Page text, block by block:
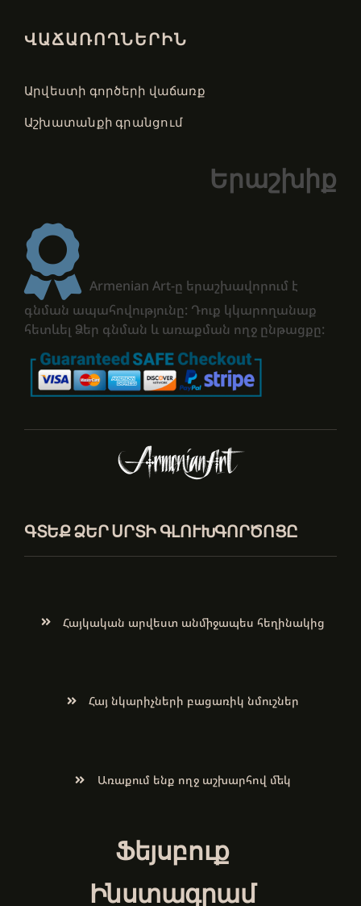
ՎԱՃԱՌՈՂՆԵՐԻՆ
Արվեստի գործերի վաճառք
Աշխատանքի գրանցում
Երաշխիք
Armenian Art-ը երաշխավորում է
գնման ապահովությունը: Դուք կկարողանաք
հետևել Ձեր գնման և առաքման ողջ ընթացքը:
ԳՏԵՔ ՁԵՐ ՍՐՏԻ ԳԼՈՒԽԳՈՐԾՈՑԸ
Հայկական արվեստ անմիջապես հեղինակից
Հայ նկարիչների բացառիկ նմուշներ
Առաքում ենք ողջ աշխարհով մեկ
Ֆեյսբուք
Ինստագրամ